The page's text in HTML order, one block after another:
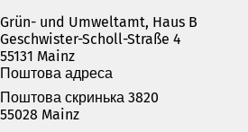
Grün- und Umweltamt, Haus B
Geschwister-Scholl-Straße 4
55131 Mainz
Поштова адреса
Поштова скринька 3820
55028 Mainz